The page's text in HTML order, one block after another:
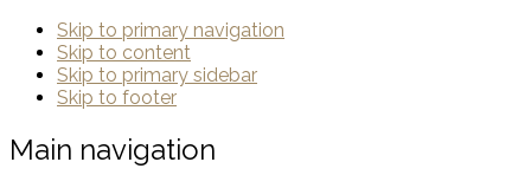
Skip to primary navigation
Skip to content
Skip to primary sidebar
Skip to footer
Main navigation